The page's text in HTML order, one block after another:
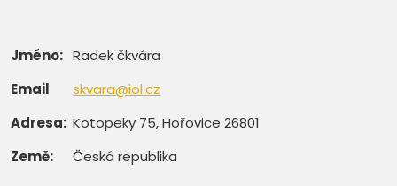
Jméno: Radek čkvára
Email
skvara@iol.cz
Adresa: Kotopeky 75, Hořovice 26801
Země:
Česká republika